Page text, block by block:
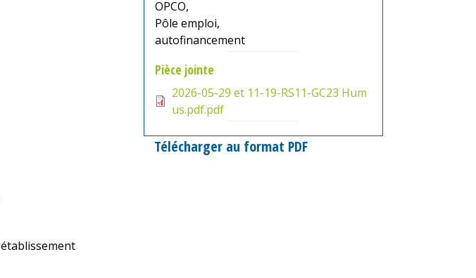
OPCO,
Pôle emploi,
autofinancement
Pièce jointe
2026-05-29 et 11-19-RS11-GC23 Hum
us.pdf.pdf
Télécharger au format PDF